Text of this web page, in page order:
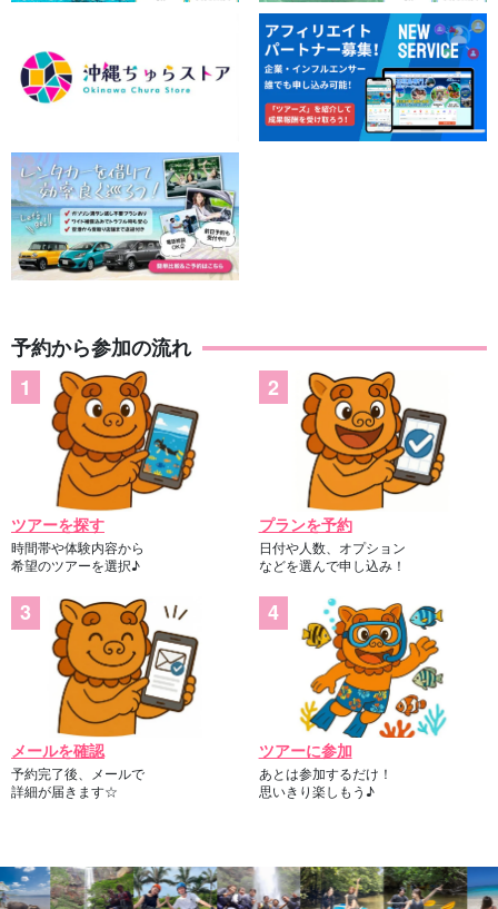
予約から参加の流れ
ツアーを探す
時間帯や体験内容から
希望のツアーを選択♪
プランを予約
日付や人数、オプション
などを選んで申し込み！
メールを確認
予約完了後、メールで
詳細が届きます☆
ツアーに参加
あとは参加するだけ！
思いきり楽しもう♪